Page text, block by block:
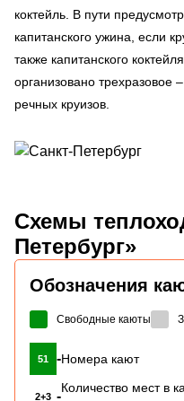
коктейль. В пути
капитанского ужина, если
также капитанского
организовано трехразовое
речных круизов.
Схемы
Петербург»
Обозначения
Свободные каюты
51 -Номера кают
2+3 -
Количество мест в